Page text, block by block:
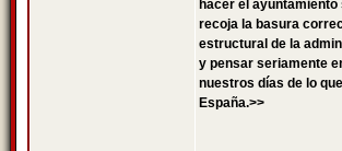
hacer el
recoja la basura
estructural de la
y pensar seriamente
nuestros días de lo
España.>>